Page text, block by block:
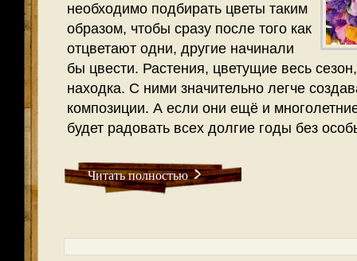
необходимо подбирать цветы таким
образом, чтобы сразу после того как
отцветают одни, другие начинали
бы цвести. Растения, цветущие весь
находка. С ними значительно легче
композиции. А если они ещё и
будет радовать всех долгие годы без
Читать полностью